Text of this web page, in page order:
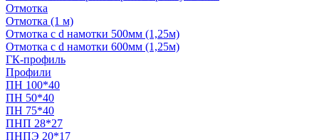
Отмотка
Отмотка (1 м)
Отмотка с d намотки 500мм (1,25м)
Отмотка с d намотки 600мм (1,25м)
ГК-профиль
Профили
ПН 100*40
ПН 50*40
ПН 75*40
ПНП 28*27
ПНПЭ 20*17